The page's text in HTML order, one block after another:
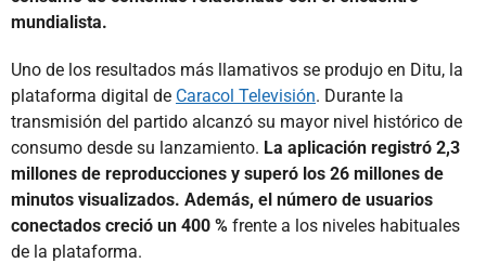
mundialista.
Uno de los resultados más llamativos se produjo en Ditu, la
plataforma digital de Caracol Televisión. Durante la
transmisión del partido alcanzó su mayor nivel histórico de
consumo desde su lanzamiento. La aplicación registró 2,3
millones de reproducciones y superó los 26 millones de
minutos visualizados. Además, el número de usuarios
conectados creció un 400 % frente a los niveles habituales
de la plataforma.